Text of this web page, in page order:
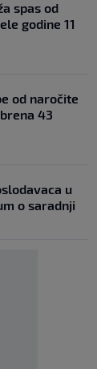
spas od
godine 11
od naročite
43
u
o saradnji